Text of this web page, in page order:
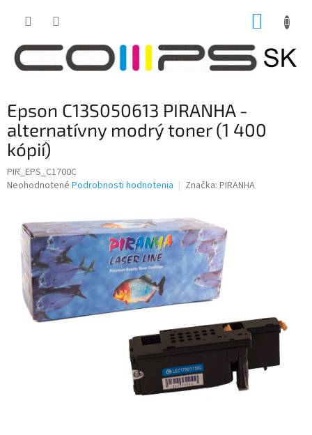
Epson C13S050613 PIRANHA -
alternatívny modrý toner (1 400
kópií)
PIR_EPS_C1700C
Priemerné
hviezdičiek.
Neohodnotené Podrobnosti hodnotenia Značka: PIRANHA